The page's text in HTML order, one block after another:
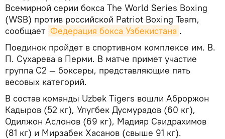
Всемирной серии бокса The World Series Boxing
(WSB) против российской Patriot Boxing Team,
сообщает Федерация бокса Узбекистана .
Поединок пройдет в спортивном комплексе им. В.
П. Сухарева в Перми. В матче примет участие
группа С2 — боксеры, представляющие пять
весовых категорий.
В состав команды Uzbek Tigers вошли Аброржон
Кадыров (52 кг), Улугбек Дусмурадов (60 кг),
Одилжон Аслонов (69 кг), Мадияр Саидрахимов
(81 кг) и Мирзабек Хасанов (свыше 91 кг).